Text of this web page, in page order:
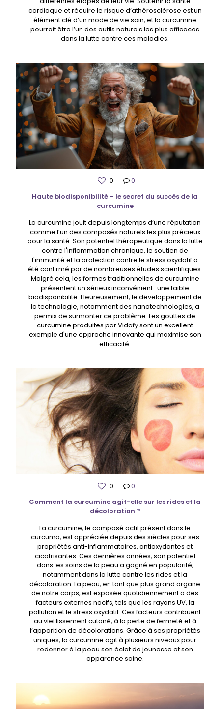
cardiaque et réduire le risque d’athérosclérose est un
élément clé d’un mode de vie sain, et la curcumine
pourrait être l’un des outils naturels les plus efficaces
dans la lutte contre ces maladies.
0
0
Haute biodisponibilité – le secret du succès de la
curcumine
La curcumine jouit depuis longtemps d’une réputation
comme l’un des composés naturels les plus précieux
pour la santé. Son potentiel thérapeutique dans la lutte
contre l'inflammation chronique, le soutien de
l'immunité et la protection contre le stress oxydatif a
été confirmé par de nombreuses études scientifiques.
Malgré cela, les formes traditionnelles de curcumine
présentent un sérieux inconvénient : une faible
biodisponibilité. Heureusement, le développement de
la technologie, notamment des nanotechnologies, a
permis de surmonter ce problème. Les gouttes de
curcumine produites par Vidafy sont un excellent
exemple d'une approche innovante qui maximise son
efficacité.
0
0
Comment la curcumine agit-elle sur les rides et la
décoloration ?
La curcumine, le composé actif présent dans le
curcuma, est appréciée depuis des siècles pour ses
propriétés anti-inflammatoires, antioxydantes et
cicatrisantes. Ces dernières années, son potentiel
dans les soins de la peau a gagné en popularité,
notamment dans la lutte contre les rides et la
décoloration. La peau, en tant que plus grand organe
de notre corps, est exposée quotidiennement à des
facteurs externes nocifs, tels que les rayons UV, la
pollution et le stress oxydatif. Ces facteurs contribuent
au vieillissement cutané, à la perte de fermeté et à
l’apparition de décolorations. Grâce à ses propriétés
uniques, la curcumine agit à plusieurs niveaux pour
redonner à la peau son éclat de jeunesse et son
apparence saine.